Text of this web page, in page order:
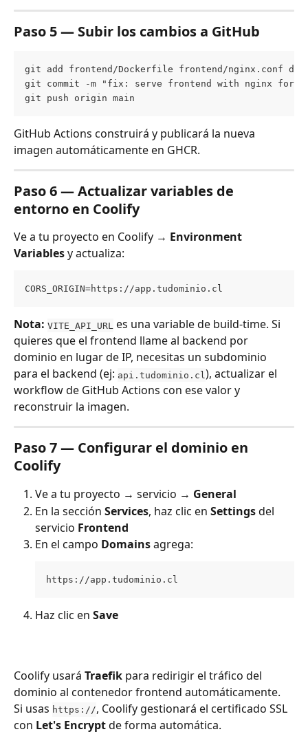
Paso 5 — Subir los cambios a GitHub
git add frontend/Dockerfile frontend/nginx.conf
git commit -m "fix: serve frontend with nginx for
git push origin main
GitHub Actions construirá y publicará la nueva
imagen automáticamente en GHCR.
Paso 6 — Actualizar variables de
entorno en Coolify
Ve a tu proyecto en Coolify → Environment
Variables y actualiza:
CORS_ORIGIN=https://app.tudominio.cl
Nota: VITE_API_URL es una variable de build-time. Si
quieres que el frontend llame al backend por
dominio en lugar de IP, necesitas un subdominio
para el backend (ej: api.tudominio.cl ), actualizar el
workflow de GitHub Actions con ese valor y
reconstruir la imagen.
Paso 7 — Configurar el dominio en
Coolify
Ve a tu proyecto → servicio → General
En la sección Services, haz clic en Settings del
servicio Frontend
En el campo Domains agrega:
https://app.tudominio.cl
Haz clic en Save
Coolify usará Traefik para redirigir el tráfico del
dominio al contenedor frontend automáticamente.
Si usas https://, Coolify gestionará el certificado SSL
con Let's Encrypt de forma automática.